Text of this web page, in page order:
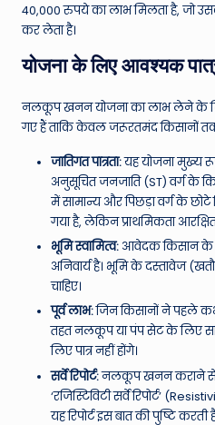
40,000 रुपये का लाभ मिलता है, जो
कर लेता है।
योजना के लिए आवश्यक
नलकूप खनन योजना का लाभ लेने के
गए हैं ताकि केवल जरूरतमंद किसानों
जातिगत पात्रता:यह योजना मुख्य
अनुसूचित जनजाति (ST) वर्ग के
में सामान्य और पिछड़ा वर्ग के
गया है, लेकिन प्राथमिकता आरक्षित
भूमि स्वामित्व: आवेदक किसान के
अनिवार्य है। भूमि के दस्तावेज
चाहिए।
पूर्व लाभ:जिन किसानों ने पहले
तहत नलकूप या पंप सेट के लिए
लिए पात्र नहीं होंगे।
सर्वे रिपोर्ट:नलकूप खनन कराने से
‘रजिस्टिविटी सर्वे रिपोर्ट’
यह रिपोर्ट इस बात की पुष्टि